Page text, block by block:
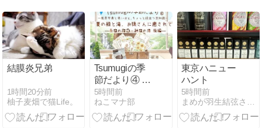
結膜炎兄弟
1時間20分前
柚子麦畑で猫Life。
Tsumugiの季
節だより④ 夏
の緑と滝、お
猿さんに癒さ
れて。―真庭
5時間前
ねこマナ部
東京ハニュー
ハント
5時間前
まめが羽生結弦さんのことをつぶやいてみる